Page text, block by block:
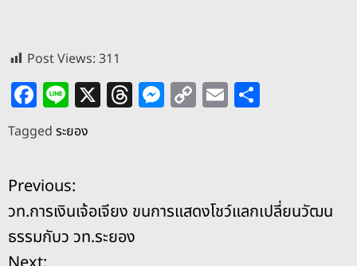
Post Views:311
F
a
c
e
b
o
o
Li
n
e
X T
h
d
s
M
e
n
g
C
o
Li
n
E
m
Tagged ระยอง
แ
น
Previous:
วท.การเงินเจ้อเจียง ขนการแสดงโชว์แลกเปลี่ยนวัฒน
ธรรมกับว วท.ระยอง